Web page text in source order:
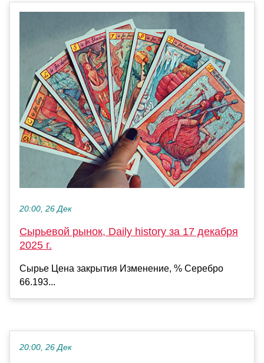
20:00, 26 Дек
Сырьевой рынок, Daily history за 17 декабря
2025 г.
Сырье Цена закрытия Изменение, % Серебро
66.193...
20:00, 26 Дек